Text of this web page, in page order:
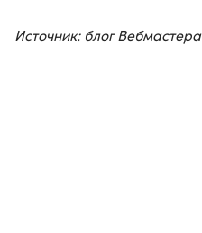
Источник: блог Вебмастера